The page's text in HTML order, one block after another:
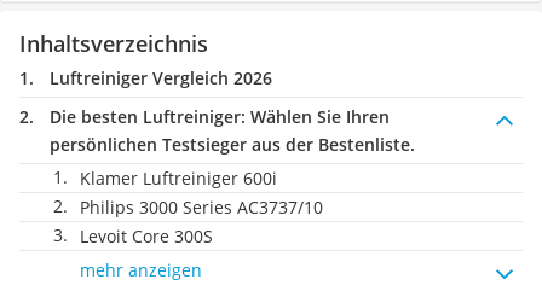
Inhaltsverzeichnis
Luftreiniger Vergleich 2026
Die besten Luftreiniger: Wählen Sie Ihren
persönlichen Testsieger aus der Bestenliste.
Klamer Luftreiniger 600i
Philips 3000 Series AC3737/10
Levoit Core 300S
mehr anzeigen